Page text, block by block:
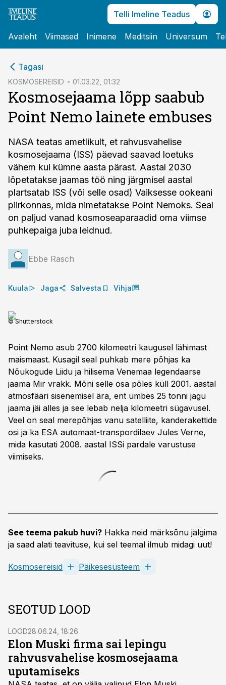
Telli Imeline Teadus
Avaleht Viimased Inimene Meditsiin Universum
Tagasi
KOSMOSEREISID 01.03.22, 01:32
Kosmosejaama lõpp saabub
Point Nemo lainete embuses
NASA teatas ametlikult, et rahvusvahelise
kosmosejaama (ISS) päevad saavad loetuks
vähem kui kümne aasta pärast. Aastal 2030
lõpetatakse jaamas töö ning järgmisel aastal
plartsatab ISS (või selle osad) Vaiksesse ookeani
piirkonnas, mida nimetatakse Point Nemoks. Seal
on paljud vanad kosmoseaparaadid oma viimse
puhkepaiga juba leidnud.
Ebbe Rasch
Kuula Jaga Salvesta Vihja
© Shutterstock
Point Nemo asub 2700 kilomeetri kaugusel lähimast
maismaast. Kusagil seal puhkab mere põhjas ka
Nõukogude Liidu ja hilisema Venemaa legendaarse
jaama Mir vrakk. Mõni selle osa põles küll 2001. aastal
atmosfääri sisenemisel ära, ent umbes 25 tonni jagu
jaama jäi alles ja see lebab nelja kilomeetri sügavusel.
Veel on seal merepõhjas vanu satelliite, kande­rakettide
osi ja ka ESA automaat-transpordilaev Jules Verne,
mida kasutati 2008. aastal ISSi pardale varustuse
viimiseks.
See teema pakub huvi? Hakka neid märksõnu jälgima
ja saad alati teavituse, kui sel teemal ilmub midagi uut!
Kosmosereisid Päikesesüsteem
SEOTUD LOOD
LOOD28.06.24, 18:26
Elon Muski firma sai lepingu
rahvusvahelise kosmosejaama
uputamiseks